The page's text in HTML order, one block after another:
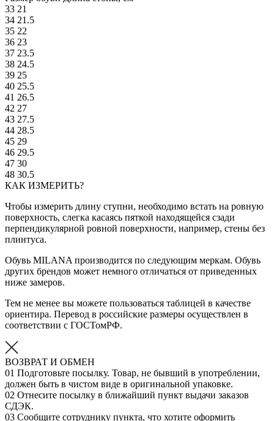
33 21
34 21.5
35 22
36 23
37 23.5
38 24.5
39 25
40 25.5
41 26.5
42 27
43 27.5
44 28.5
45 29
46 29.5
47 30
48 30.5
КАК ИЗМЕРИТЬ?
Чтобы измерить длину ступни, необходимо встать на ровную
поверхность, слегка касаясь пяткой находящейся сзади
перпендикулярной ровной поверхности, например, стены без
плинтуса.
Обувь MILANA производится по следующим меркам. Обувь
других брендов может немного отличаться от приведенных
ниже замеров.
Тем не менее вы можете пользоваться таблицей в качестве
ориентира. Перевод в российские размеры осуществлен в
соответствии с ГОСТомРФ.
ВОЗВРАТ И ОБМЕН
01 Подготовьте посылку. Товар, не бывший в употреблении,
должен быть в чистом виде в оригинальной упаковке.
02 Отнесите посылку в ближайший пункт выдачи заказов
СДЭК.
03 Сообщите сотруднику пункта, что хотите оформить